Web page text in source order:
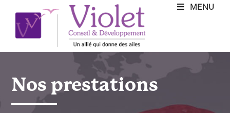
MENU
Nos prestations